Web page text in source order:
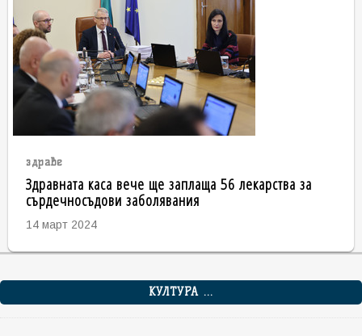
здраве
Здравната каса вече ще заплаща 56 лекарства за
сърдечносъдови заболявания
14 март 2024
КУЛТУРА ...